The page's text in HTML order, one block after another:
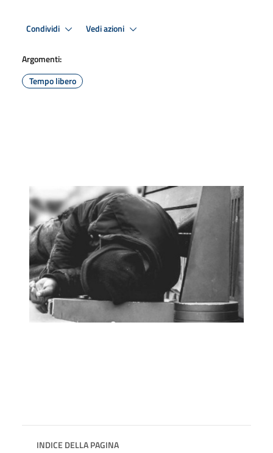
Condividi Vedi azioni
Argomenti:
Tempo libero
INDICE DELLA PAGINA